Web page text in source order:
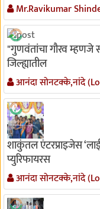
Mr.Ravikumar
"गुणवंतांचा गौरव म्हणजे
जिल्ह्यातील
आनंदा सोनटक्के,नांदे
शाकुंतल एंटरप्राइजेस
प्युरिफायरस
आनंदा सोनटक्के,नांदे